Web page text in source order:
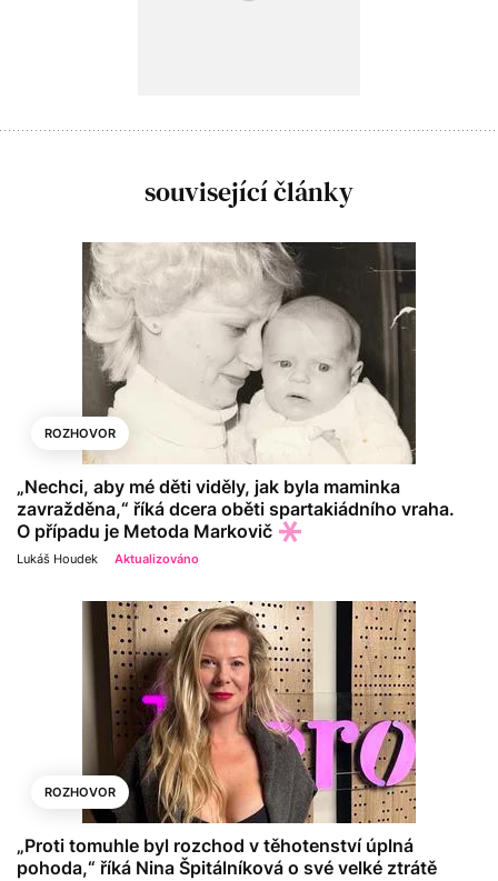
související články
ROZHOVOR
„Nechci, aby mé děti viděly, jak byla maminka
zavražděna,“ říká dcera oběti spartakiádního vraha.
O případu je Metoda Markovič
Lukáš Houdek Aktualizováno
ROZHOVOR
„Proti tomuhle byl rozchod v těhotenství úplná
pohoda,“ říká Nina Špitálníková o své velké ztrátě